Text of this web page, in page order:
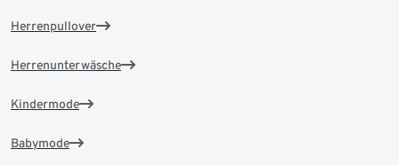
Herrenpullover
Herrenunterwäsche
Kindermode
Babymode